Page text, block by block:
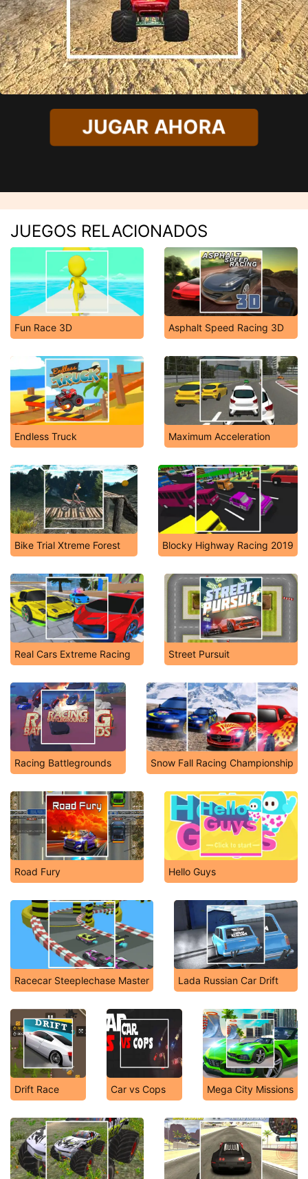
JUGAR AHORA
JUEGOS RELACIONADOS
Fun Race 3D Asphalt Speed Racing 3D
Endless Truck Maximum Acceleration
Bike Trial Xtreme Forest Blocky Highway Racing 2019
Real Cars Extreme Racing Street Pursuit
Racing Battlegrounds Snow Fall Racing Championship
Road Fury Hello Guys
Racecar Steeplechase Master Lada Russian Car Drift
Drift Race Car vs Cops Mega City Missions